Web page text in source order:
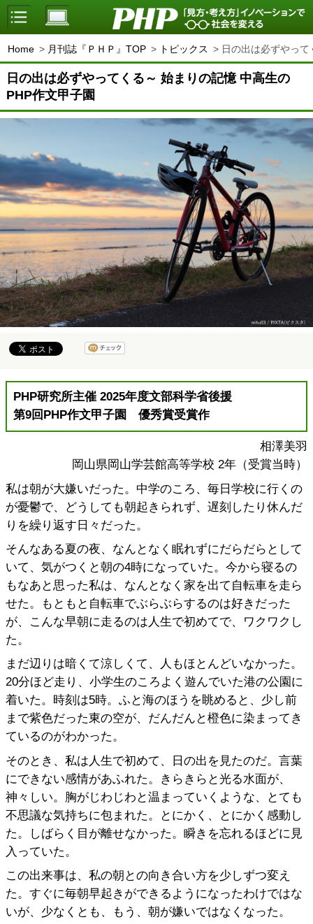
Home 月刊誌『ＰＨＰ』TOP トピックス 日の出は必ずやっ
日の出は必ずやってくる～ 始まりの記憶 中高生の
PHP作文甲子園
PHP研究所主催 2025年度文部科学省後援
第9回PHP作文甲子園 優秀賞受賞作
相澤美羽
岡山県岡山学芸館高等学校 2年（受賞当時）
私は朝が大嫌いだった。中学のころ、毎日学校に行くの
が憂鬱で、どうしても朝起きられず、遅刻したり休んだ
りを繰り返す日々だった。
そんなある夏の夜、なんとなく眠れずにだらだらとして
いて、気がつくと朝の4時になっていた。今から寝るの
もなあと思った私は、なんとなく家を出て自転車を走ら
せた。もともと自転車でぶらぶらするのは好きだった
が、こんな早朝に走るのは人生で初めてで、ワクワクし
た。
まだ辺りは暗くて涼しくて、人もほとんどいなかった。
20分ほど走り、小学生のころよく遊んでいた港の公園に
着いた。時刻は5時。ふと海のほうを眺めると、少し前
まで紫色だった東の空が、だんだんと橙色に染まってき
ているのがわかった。
そのとき、私は人生で初めて、日の出を見たのだ。言葉
にできない感情があふれた。きらきらと光る水面が、
神々しい。胸がじわじわと温まっていくような、とても
不思議な気持ちに包まれた。とにかく、とにかく感動し
た。しばらく目が離せなかった。瞬きを忘れるほどに見
入っていた。
この出来事は、私の朝との向き合い方を少しずつ変え
た。すぐに毎朝早起きができるようになったわけではな
いが、少なくとも、もう、朝が嫌いではなくなった。